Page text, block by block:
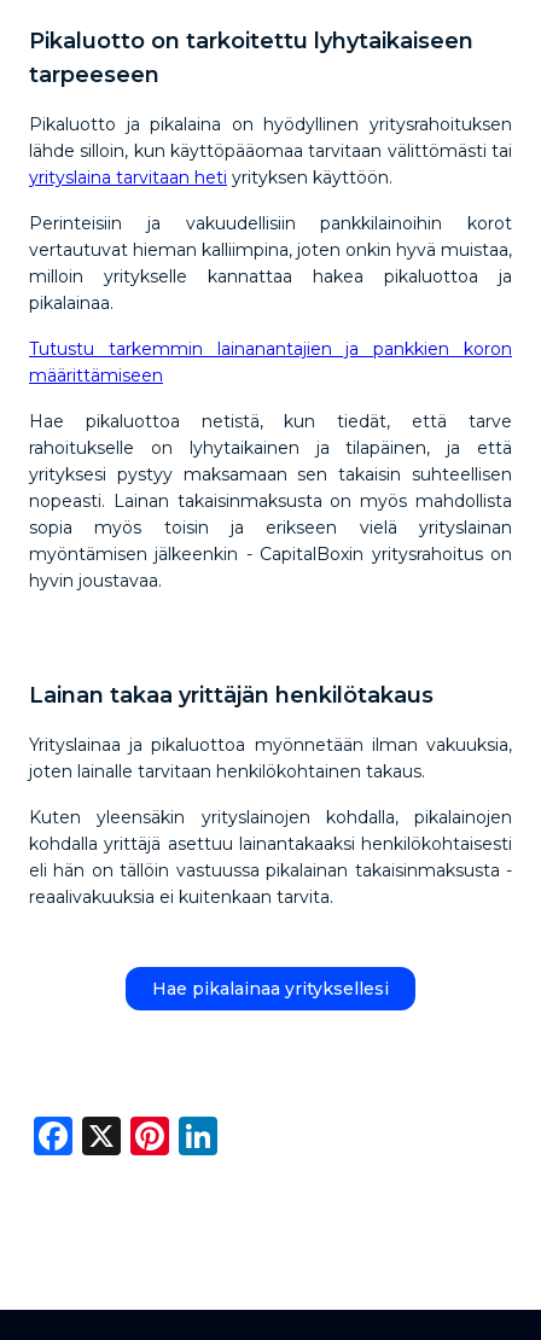
Pikaluotto on tarkoitettu lyhytaikaiseen
tarpeeseen
Pikaluotto ja pikalaina on hyödyllinen yritysrahoituksen
lähde silloin, kun käyttöpääomaa tarvitaan välittömästi tai
yrityslaina tarvitaan heti yrityksen käyttöön.
Perinteisiin ja vakuudellisiin pankkilainoihin korot
vertautuvat hieman kalliimpina, joten onkin hyvä muistaa,
milloin yritykselle kannattaa hakea pikaluottoa ja
pikalainaa.
Tutustu tarkemmin lainanantajien ja pankkien koron
määrittämiseen
Hae pikaluottoa netistä, kun tiedät, että tarve
rahoitukselle on lyhytaikainen ja tilapäinen, ja että
yrityksesi pystyy maksamaan sen takaisin suhteellisen
nopeasti. Lainan takaisinmaksusta on myös mahdollista
sopia myös toisin ja erikseen vielä yrityslainan
myöntämisen jälkeenkin - CapitalBoxin yritysrahoitus on
hyvin joustavaa.
Lainan takaa yrittäjän henkilötakaus
Yrityslainaa ja pikaluottoa myönnetään ilman vakuuksia,
joten lainalle tarvitaan henkilökohtainen takaus.
Kuten yleensäkin yrityslainojen kohdalla, pikalainojen
kohdalla yrittäjä asettuu lainantakaaksi henkilökohtaisesti
eli hän on tällöin vastuussa pikalainan takaisinmaksusta -
reaalivakuuksia ei kuitenkaan tarvita.
Hae pikalainaa yrityksellesi
Facebook
X Pinterest